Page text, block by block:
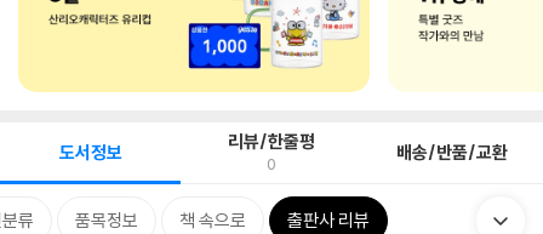
도서정보 리뷰/한줄평
0 배송/반품/교환
류 품목정보 책 속으로 출판사 리뷰